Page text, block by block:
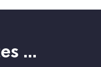
...